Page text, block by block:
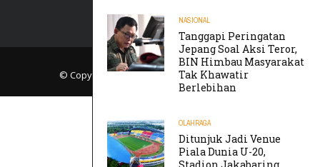
NASIONAL
Tanggapi Peringatan
Jepang Soal Aksi Teror,
BIN Himbau Masyarakat
Tak Khawatir
Berlebihan
OLAHRAGA
Ditunjuk Jadi Venue
Piala Dunia U-20,
© Copyright 2019TIKTAK.ID . All rights reserved.